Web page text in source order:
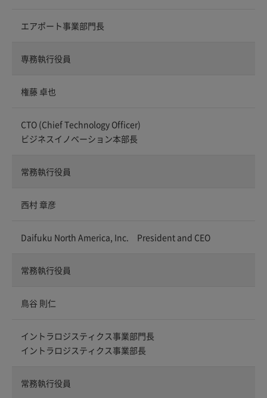
エアポート事業部門長
専務執行役員
権藤 卓也
CTO (Chief Technology Officer)
ビジネスイノベーション本部長
常務執行役員
西村 章彦
Daifuku North America, Inc. President and CEO
常務執行役員
鳥谷 則仁
イントラロジスティクス事業部門長
イントラロジスティクス事業部長
常務執行役員